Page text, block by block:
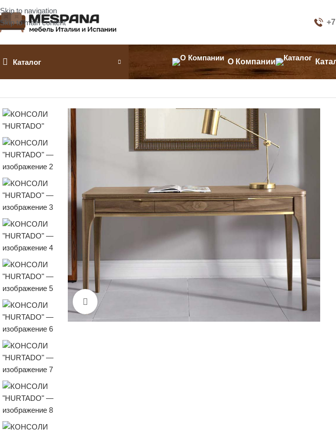
Skip to navigation
Skip to main content
Каталог О Компании
Нажмите, чтобы увеличить